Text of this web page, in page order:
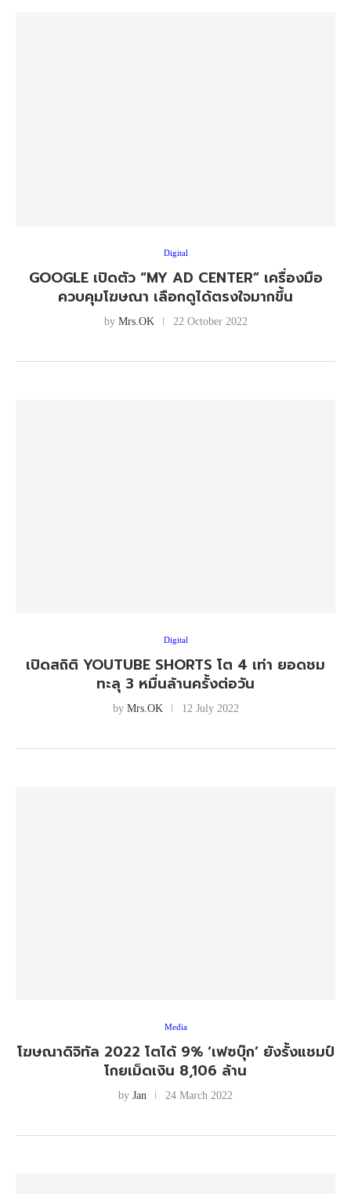
Digital
GOOGLE เปิดตัว “MY AD CENTER” เครื่องมือ
ควบคุมโฆษณา เลือกดูได้ตรงใจมากขึ้น
by Mrs.OK 22 October 2022
Digital
เปิดสถิติ YOUTUBE SHORTS โต 4 เท่า ยอดชม
ทะลุ 3 หมื่นล้านครั้งต่อวัน
by Mrs.OK 12 July 2022
Media
โฆษณาดิจิทัล 2022 โตได้ 9% ‘เฟซบุ๊ก’ ยังรั้งแชมป์
โกยเม็ดเงิน 8,106 ล้าน
by Jan 24 March 2022